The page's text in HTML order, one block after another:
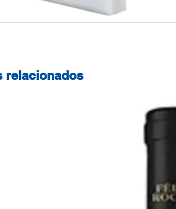
relacionados